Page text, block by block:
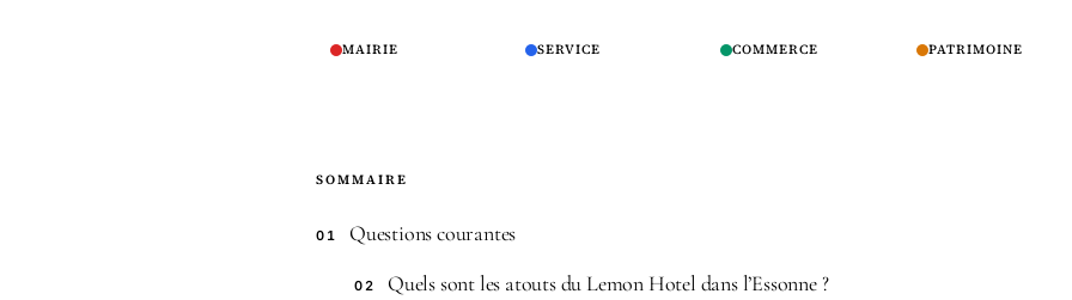
MAIRIE SERVICE COMMERCE PATRIMOINE
SOMMAIRE
01 Questions courantes
02 Quels sont les atouts du Lemon Hotel dans l’Essonne ?